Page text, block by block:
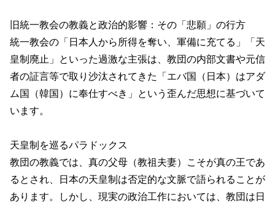
旧統一教会の教義と政治的影響：その「悲願」の行方
統一教会の「日本人から所得を奪い、軍備に充てる」「天
皇制廃止」といった過激な主張は、教団の内部文書や元信
者の証言等で取り沙汰されてきた「エバ国（日本）はアダ
ム国（韓国）に奉仕すべき」という歪んだ思想に基づいて
います。
天皇制を巡るパラドックス
教団の教義では、真の父母（教祖夫妻）こそが真の王であ
るとされ、日本の天皇制は否定的な文脈で語られることが
あります。しかし、現実の政治工作においては、教団は日